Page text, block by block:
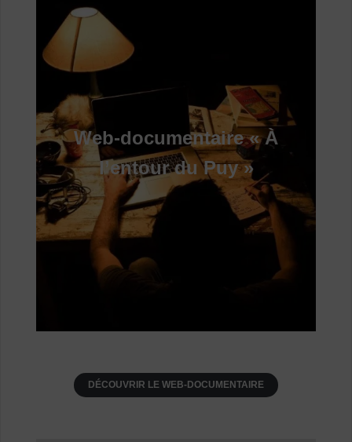
Web-documentaire « À
l’entour du Puy »
DÉCOUVRIR LE WEB-DOCUMENTAIRE